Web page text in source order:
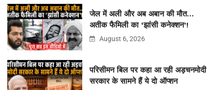
जेल में अली और अब अबान की मौत…
अतीक फैमिली का ‘झांसी कनेक्शन’!
August 6, 2026
परिसीमन बिल पर कहा आ रही अड़चनमोदी
सरकार के सामने हैं ये दो ऑप्शन